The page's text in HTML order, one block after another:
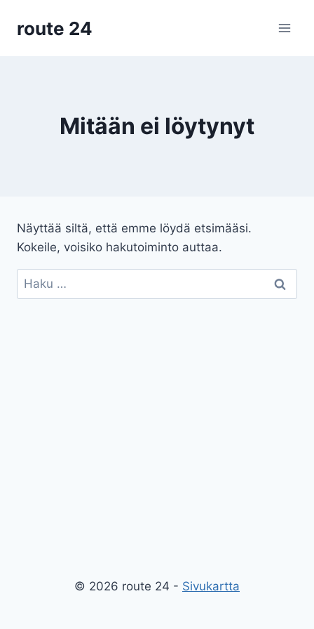
sisältöön
route 24
Mitään ei löytynyt
Näyttää siltä, että emme löydä etsimääsi.
Kokeile, voisiko hakutoiminto auttaa.
Haku:
© 2026 route 24 - Sivukartta